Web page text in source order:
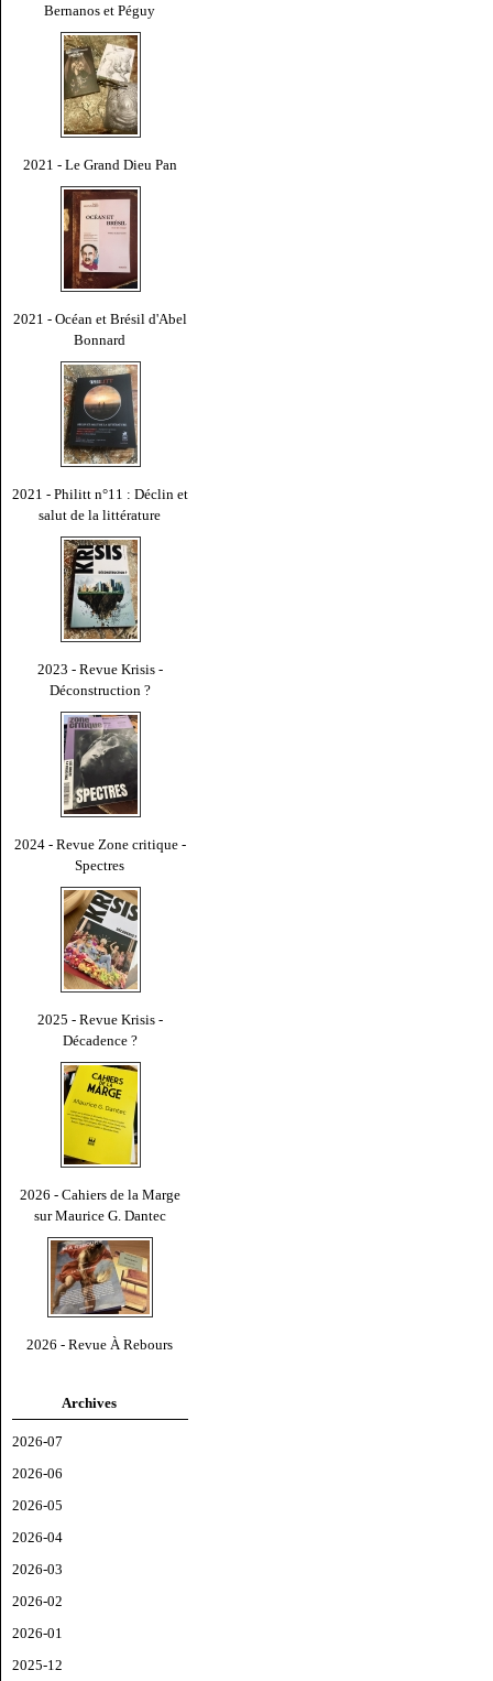
Bernanos et Péguy
2021 - Le Grand Dieu Pan
2021 - Océan et Brésil d'Abel
Bonnard
2021 - Philitt n°11 : Déclin et
salut de la littérature
2023 - Revue Krisis -
Déconstruction ?
2024 - Revue Zone critique -
Spectres
2025 - Revue Krisis -
Décadence ?
2026 - Cahiers de la Marge
sur Maurice G. Dantec
2026 - Revue À Rebours
Archives
2026-07
2026-06
2026-05
2026-04
2026-03
2026-02
2026-01
2025-12